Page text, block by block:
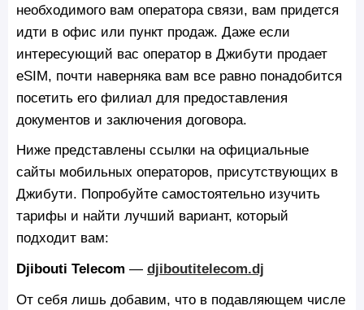
необходимого вам оператора связи, вам придется
идти в офис или пункт продаж. Даже если
интересующий вас оператор в Джибути продает
eSIM, почти наверняка вам все равно понадобится
посетить его филиал для предоставления
документов и заключения договора.
Ниже представлены ссылки на официальные
сайты мобильных операторов, присутствующих в
Джибути. Попробуйте самостоятельно изучить
тарифы и найти лучший вариант, который
подходит вам:
Djibouti Telecom — djiboutitelecom.dj
От себя лишь добавим, что в подавляющем числе